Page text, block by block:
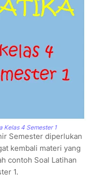
Kelas 4 Semester 1
Semester diperlukan
kembali materi yang
contoh Soal Latihan
1.